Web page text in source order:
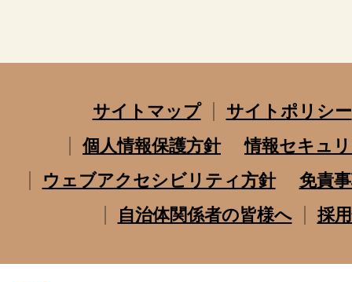
サイトマップ
サイトポリシー
個人情報保護方針
情報セキュ
ウェブアクセシビリティ方針
免責
自治体関係者の皆様へ
採